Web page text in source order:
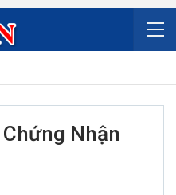
Nhận